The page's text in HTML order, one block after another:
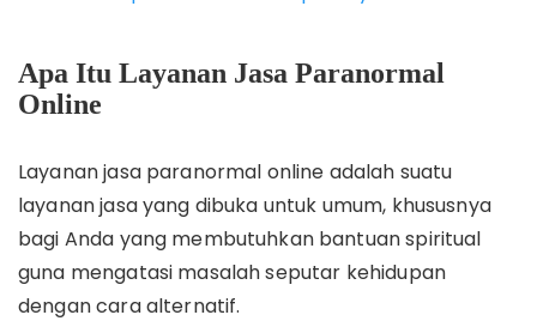
Apa Itu Layanan Jasa Paranormal
Online
Layanan jasa paranormal online adalah suatu
layanan jasa yang dibuka untuk umum, khususnya
bagi Anda yang membutuhkan bantuan spiritual
guna mengatasi masalah seputar kehidupan
dengan cara alternatif.